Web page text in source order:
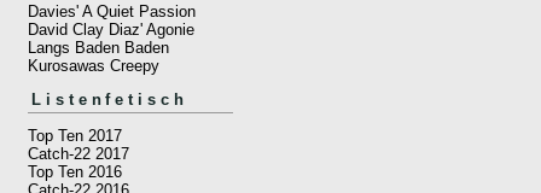
Davies' A Quiet Passion
David Clay Diaz' Agonie
Langs Baden Baden
Kurosawas Creepy
Listenfetisch
Top Ten 2017
Catch-22 2017
Top Ten 2016